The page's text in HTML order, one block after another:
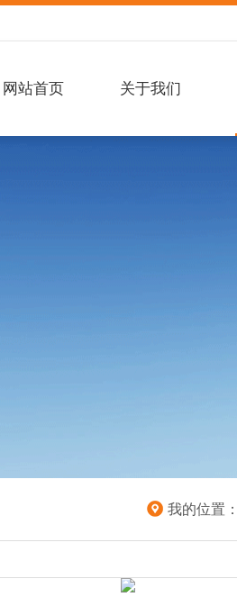
网站首页 关于我们
我的位置：